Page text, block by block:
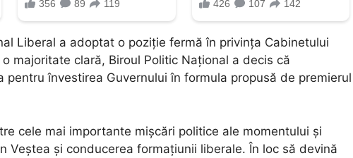
Liberal a adoptat o poziție fermă în privința Cabinetului
majoritate clară, Biroul Politic Național a decis că
pentru învestirea Guvernului în formula propusă de premierul
cele mai importante mișcări politice ale momentului și
Veștea și conducerea formațiunii liberale. În loc să devină